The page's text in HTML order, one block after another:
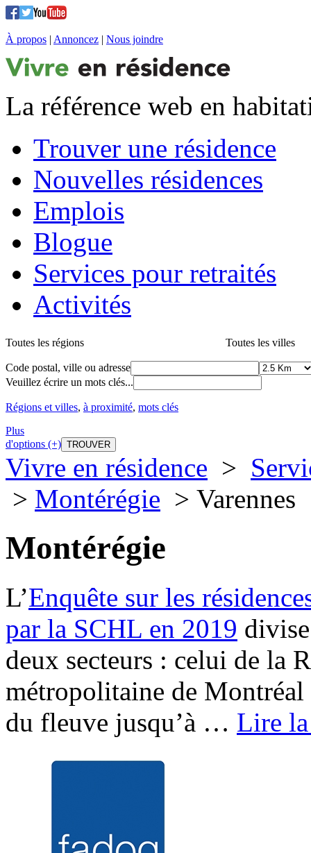
À propos | Annoncez | Nous joindre
La référence web en
Trouver une résidence
Nouvelles résidences
Emplois
Blogue
Services pour retraités
Activités
Toutes les régions Toutes les villes
Code postal, ville ou adresse
Veuillez écrire un mots clés...
Régions et villes, à proximité, mots clés
Plus
d'options (+)
Vivre en résidence >
> Montérégie > Varennes
Montérégie
L’Enquête sur les
par la SCHL en 2019
deux secteurs : celui de la
métropolitaine de
du fleuve jusqu’à … Lire